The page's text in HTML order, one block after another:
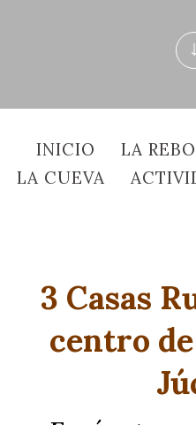
INICIO LA
LA CUEVA
3 Casas
centro